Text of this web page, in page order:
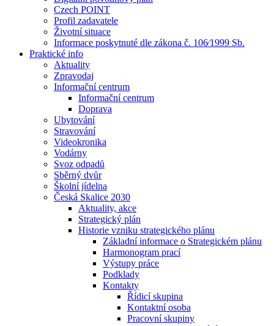
Czech POINT
Profil zadavatele
Životní situace
Informace poskytnuté dle zákona č. 106⁄1999 Sb.
Praktické info
Aktuality
Zpravodaj
Informační centrum
Informační centrum
Doprava
Ubytování
Stravování
Videokronika
Vodárny
Svoz odpadů
Sběrný dvůr
Školní jídelna
Česká Skalice 2030
Aktuality, akce
Strategický plán
Historie vzniku strategického plánu
Základní informace o Strategickém plánu
Harmonogram prací
Výstupy práce
Podklady
Kontakty
Řídicí skupina
Kontaktní osoba
Pracovní skupiny